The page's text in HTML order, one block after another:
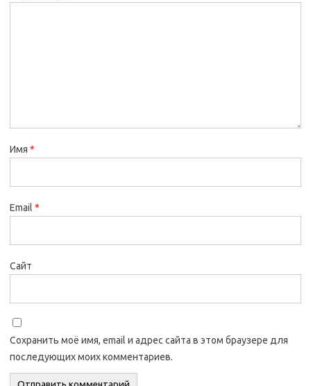
Имя *
Email *
Сайт
Сохранить моё имя, email и адрес сайта в этом браузере для
последующих моих комментариев.